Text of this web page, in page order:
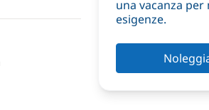
una vacanza
esigenze.